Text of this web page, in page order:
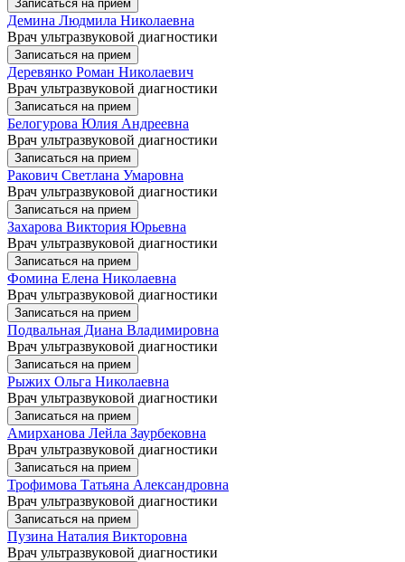
Записаться на прием
Демина Людмила Николаевна
Врач ультразвуковой диагностики
Записаться на прием
Деревянко Роман Николаевич
Врач ультразвуковой диагностики
Записаться на прием
Белогурова Юлия Андреевна
Врач ультразвуковой диагностики
Записаться на прием
Ракович Светлана Умаровна
Врач ультразвуковой диагностики
Записаться на прием
Захарова Виктория Юрьевна
Врач ультразвуковой диагностики
Записаться на прием
Фомина Елена Николаевна
Врач ультразвуковой диагностики
Записаться на прием
Подвальная Диана Владимировна
Врач ультразвуковой диагностики
Записаться на прием
Рыжих Ольга Николаевна
Врач ультразвуковой диагностики
Записаться на прием
Амирханова Лейла Заурбековна
Врач ультразвуковой диагностики
Записаться на прием
Трофимова Татьяна Александровна
Врач ультразвуковой диагностики
Записаться на прием
Пузина Наталия Викторовна
Врач ультразвуковой диагностики